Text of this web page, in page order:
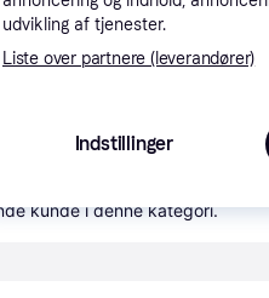
(ComputerSalg) Nike træningsbold Everyday All Court 8P N1004369-855 Orange str. 6
kunde i denne kategori.
udvikling af tjenester.
Liste over partnere (leverandører)
Indstillinger